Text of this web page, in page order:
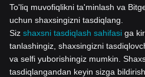
To'liq muvofiqlikni ta'minlash va
uchun shaxsingizni tasdiqlang.
Siz shaxsni tasdiqlash sahifasi ga
tanlashingiz, shaxsingizni
va selfi yuborishingiz mumkin.
tasdiqlangandan keyin sizga